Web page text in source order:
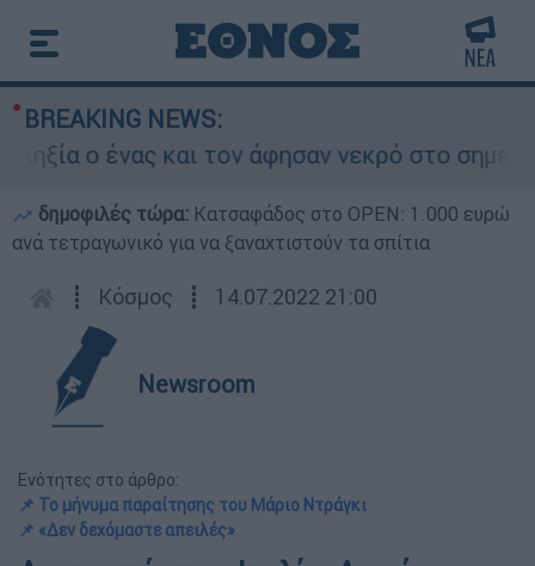
BREAKING NEWS:
ο ένας και τον άφησαν νεκρό στο σημείο
δημοφιλές τώρα: Κατσαφάδος στο OPEN: 1.000 ευρώ
ανά τετραγωνικό για να ξαναχτιστούν τα σπίτια
┋ Κόσμος ┋ 14.07.2022 21:00
Newsroom
Ενότητες στο άρθρο:
📌 Το μήνυμα παραίτησης του Μάριο Ντράγκι
📌 «Δεν δεχόμαστε απειλές»